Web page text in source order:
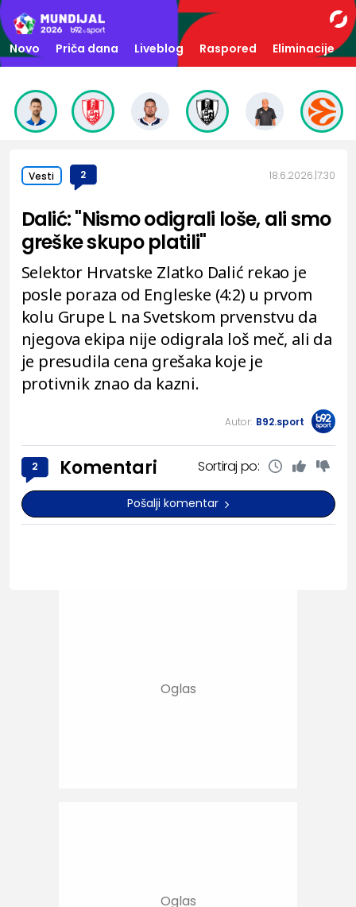
Novo Priča dana Liveblog Raspored Eliminacije
Vesti 2 18.6.2026. 7:30
Dalić: "Nismo odigrali loše, ali smo
greške skupo platili"
Selektor Hrvatske Zlatko Dalić rekao je
posle poraza od Engleske (4:2) u prvom
kolu Grupe L na Svetskom prvenstvu da
njegova ekipa nije odigrala loš meč, ali da
je presudila cena grešaka koje je
protivnik znao da kazni.
Autor: B92.sport
2 Komentari Sortiraj po:
Pošalji komentar